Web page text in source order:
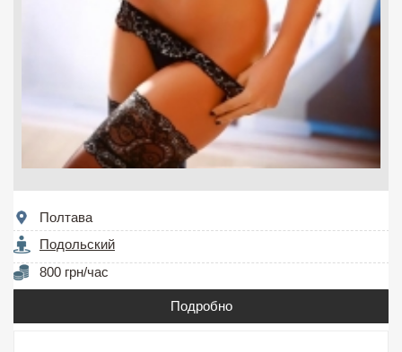
Полтава
Подольский
800 грн/час
Подробно